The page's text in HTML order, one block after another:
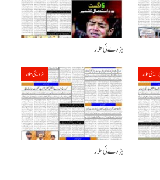
ہڑدے ئی تلار
ہڑدیئی تلار
ہڑدے ئی تلار
ہڑدیئی تلار